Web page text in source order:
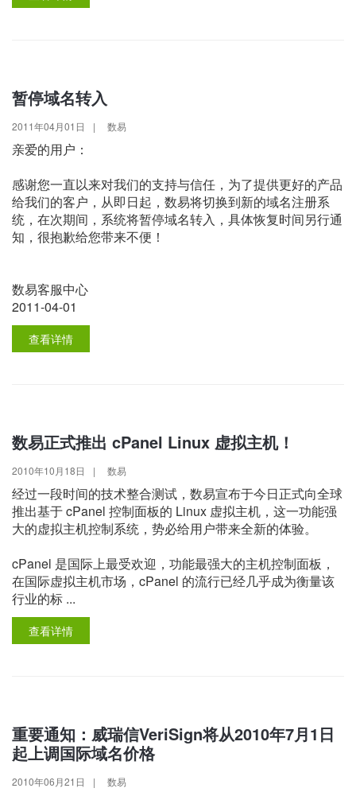
暂停域名转入
2011年04月01日 | 数易
亲爱的用户：
感谢您一直以来对我们的支持与信任，为了提供更好的产品
给我们的客户，从即日起，数易将切换到新的域名注册系
统，在次期间，系统将暂停域名转入，具体恢复时间另行通
知，很抱歉给您带来不便！
数易客服中心
2011-04-01
查看详情
数易正式推出 cPanel Linux 虚拟主机！
2010年10月18日 | 数易
经过一段时间的技术整合测试，数易宣布于今日正式向全球
推出基于 cPanel 控制面板的 Linux 虚拟主机，这一功能强
大的虚拟主机控制系统，势必给用户带来全新的体验。
cPanel 是国际上最受欢迎，功能最强大的主机控制面板，
在国际虚拟主机市场，cPanel 的流行已经几乎成为衡量该
行业的标 ...
查看详情
重要通知：威瑞信VeriSign将从2010年7月1日
起上调国际域名价格
2010年06月21日 | 数易